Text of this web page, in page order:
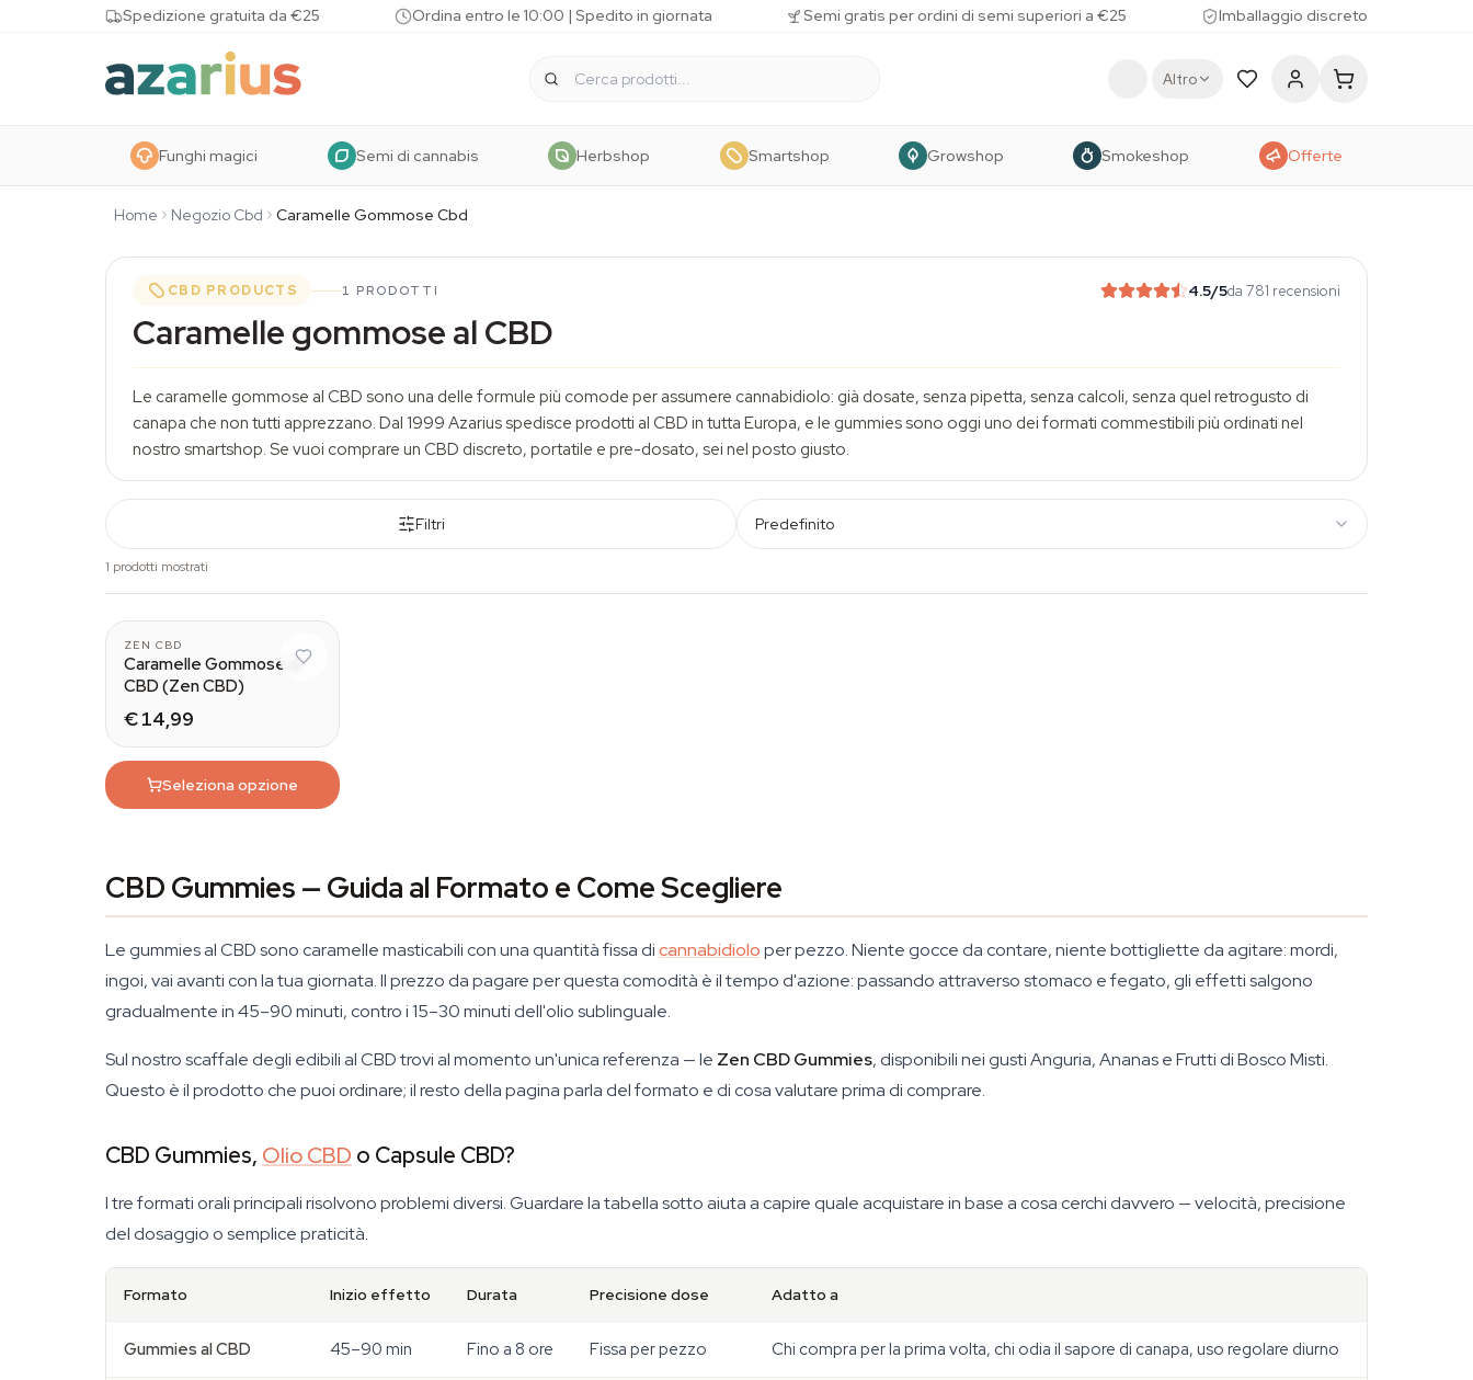
Skip to contentSpedizione gratuita da €25 Ordina entro le 10:00 | Spedito in giornata Semi gratis per ordini di semi superiori a €25 Imballaggio discreto
Altro
Funghi magici Semi di cannabis Herbshop Smartshop Growshop Smokeshop Offerte
Home Negozio Cbd Caramelle Gommose Cbd
CBD PRODUCTS 1 PRODOTTI 4.5/5da 781 recensioni
Caramelle gommose al CBD
Le caramelle gommose al CBD sono una delle formule più comode per assumere cannabidiolo: già dosate, senza pipetta, senza calcoli, senza quel retrogusto di
canapa che non tutti apprezzano. Dal 1999 Azarius spedisce prodotti al CBD in tutta Europa, e le gummies sono oggi uno dei formati commestibili più ordinati nel
nostro smartshop. Se vuoi comprare un CBD discreto, portatile e pre-dosato, sei nel posto giusto.
Filtri Predefinito
1 prodotti mostrati
ZEN CBD
Caramelle Gommose al
CBD (Zen CBD)
€ 14,99
Seleziona opzione
CBD Gummies — Guida al Formato e Come Scegliere
Le gummies al CBD sono caramelle masticabili con una quantità fissa dicannabidioloper pezzo. Niente gocce da contare, niente bottigliette da agitare: mordi,
ingoi, vai avanti con la tua giornata. Il prezzo da pagare per questa comodità è il tempo d'azione: passando attraverso stomaco e fegato, gli effetti salgono
gradualmente in 45–90 minuti, contro i 15–30 minuti dell'olio sublinguale.
Sul nostro scaffale degli edibili al CBD trovi al momento un'unica referenza — le Zen CBD Gummies, disponibili nei gusti Anguria, Ananas e Frutti di Bosco Misti.
Questo è il prodotto che puoi ordinare; il resto della pagina parla del formato e di cosa valutare prima di comprare.
CBD Gummies, Olio CBD o Capsule CBD?
I tre formati orali principali risolvono problemi diversi. Guardare la tabella sotto aiuta a capire quale acquistare in base a cosa cerchi davvero — velocità, precisione
del dosaggio o semplice praticità.
Formato Inizio effetto Durata Precisione dose Adatto a
Gummies al CBD 45–90 min Fino a 8 ore Fissa per pezzo Chi compra per la prima volta, chi odia il sapore di canapa, uso regolare diurno